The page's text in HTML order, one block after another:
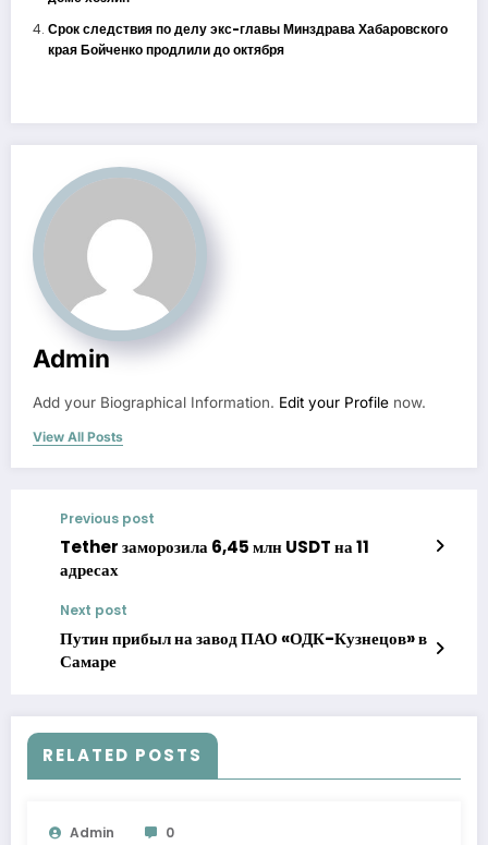
Срок следствия по делу экс-главы Минздрава Хабаровского
края Бойченко продлили до октября
Admin
Add your Biographical Information. Edit your Profile now.
View All Posts
Previous post
Tether заморозила 6,45 млн USDT на 11
адресах
Next post
Путин прибыл на завод ПАО «ОДК-Кузнецов» в
Самаре
RELATED POSTS
Admin 0